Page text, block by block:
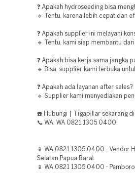
❓ Apakah hydroseeding bisa
🔹 Tentu, karena lebih cepat dan
❓ Apakah supplier ini melayani
🔹 Tentu, kami siap membantu
❓ Apakah bisa kerja sama jangka
🔹 Bisa, supplier kami terbuka
❓ Apakah ada layanan after sales?
🔹 Supplier kami menyediakan
☎️ Hubungi | Tigapillar sekarang di
📞 WA: WA 0821 1305 0400
📱 WA 0821 1305 0400 - Vendor
Selatan Papua Barat
📱 WA 0821 1305 0400 -